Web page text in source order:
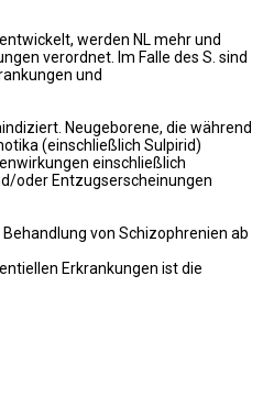
werden NL mehr und
verordnet. Im Falle des S. sind
und
Neugeborene, die während
(einschließlich Sulpirid)
einschließlich
oder Entzugserscheinungen
von Schizophrenien ab
Erkrankungen ist die